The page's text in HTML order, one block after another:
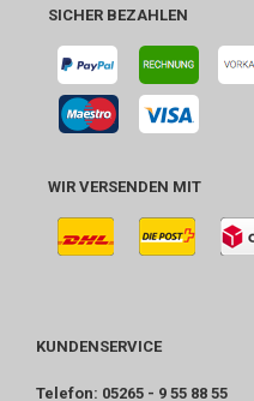
SICHER BEZAHLEN
WIR VERSENDEN MIT
KUNDENSERVICE
Telefon: 05265 - 9 55 88 55